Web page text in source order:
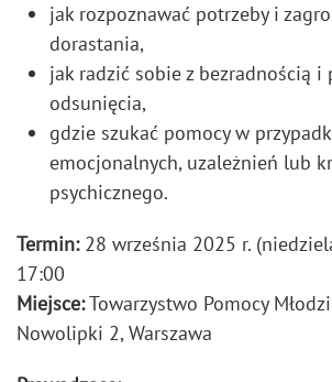
jak rozpoznawać potrzeby i
dorastania,
jak radzić sobie z bezradnością i
odsunięcia,
gdzie szukać pomocy w
emocjonalnych, uzależnień lub
psychicznego.
Termin:28 września 2025 r.
17:00
Miejsce:Towarzystwo Pomocy
Nowolipki 2, Warszawa